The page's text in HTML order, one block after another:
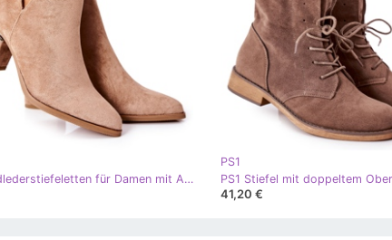
PS1 Wildlederstiefeletten für Damen mit Ausschnitten Khaki Noel
PS1
41,20 €